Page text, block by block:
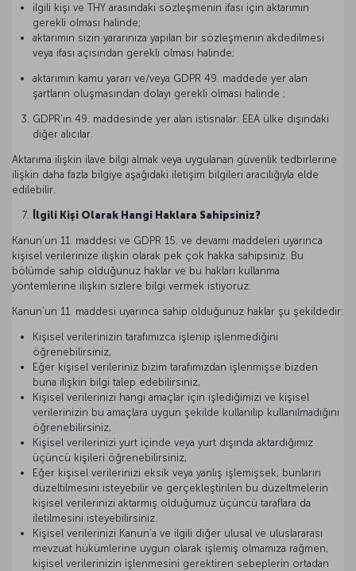
ilgili kişi ve THY arasındaki sözleşmenin ifası için aktarımın
gerekli olması halinde;
aktarımın sizin yararınıza yapılan bir sözleşmenin akdedilmesi
veya ifası açısından gerekli olması halinde;
aktarımın kamu yararı ve/veya GDPR 49. maddede yer alan
şartların oluşmasından dolayı gerekli olması halinde ;
GDPR’ın 49. maddesinde yer alan istisnalar: EEA ülke dışındaki
diğer alıcılar.
Aktarıma ilişkin ilave bilgi almak veya uygulanan güvenlik tedbirlerine
ilişkin daha fazla bilgiye aşağıdaki iletişim bilgileri aracılığıyla elde
edilebilir.
İlgili Kişi Olarak Hangi Haklara Sahipsiniz?
Kanun’un 11. maddesi ve GDPR 15. ve devamı maddeleri uyarınca
kişisel verilerinize ilişkin olarak pek çok hakka sahipsiniz. Bu
bölümde sahip olduğunuz haklar ve bu hakları kullanma
yöntemlerine ilişkin sizlere bilgi vermek istiyoruz.
Kanun’un 11. maddesi uyarınca sahip olduğunuz haklar şu şekildedir:
Kişisel verilerinizin tarafımızca işlenip işlenmediğini
öğrenebilirsiniz,
Eğer kişisel verileriniz bizim tarafımızdan işlenmişse bizden
buna ilişkin bilgi talep edebilirsiniz,
Kişisel verilerinizi hangi amaçlar için işlediğimizi ve kişisel
verilerinizin bu amaçlara uygun şekilde kullanılıp kullanılmadığını
öğrenebilirsiniz,
Kişisel verilerinizi yurt içinde veya yurt dışında aktardığımız
üçüncü kişileri öğrenebilirsiniz,
Eğer kişisel verilerinizi eksik veya yanlış işlemişsek, bunların
düzeltilmesini isteyebilir ve gerçekleştirilen bu düzeltmelerin
kişisel verilerinizi aktarmış olduğumuz üçüncü taraflara da
iletilmesini isteyebilirsiniz.
Kişisel verilerinizi Kanun’a ve ilgili diğer ulusal ve uluslararası
mevzuat hükümlerine uygun olarak işlemiş olmamıza rağmen,
kişisel verilerinizin işlenmesini gerektiren sebeplerin ortadan